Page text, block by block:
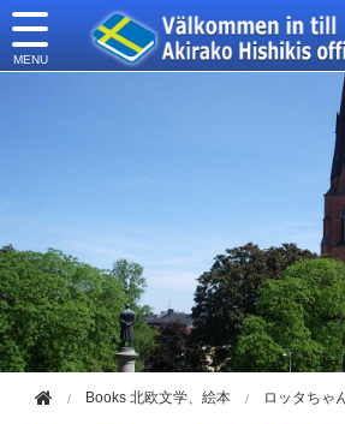
Books 北欧文学、絵本 ロッタちゃ